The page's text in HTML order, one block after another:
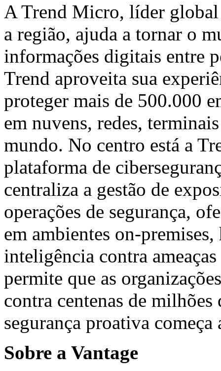
A Trend Micro, líder global
a região, ajuda a tornar o
informações digitais entre
Trend aproveita sua
proteger mais de 500.000
em nuvens, redes,
mundo. No centro está a
plataforma de
centraliza a gestão de
operações de segurança,
em ambientes on-
inteligência contra
permite que as
contra centenas de milhões
segurança proativa
Sobre a Vantage